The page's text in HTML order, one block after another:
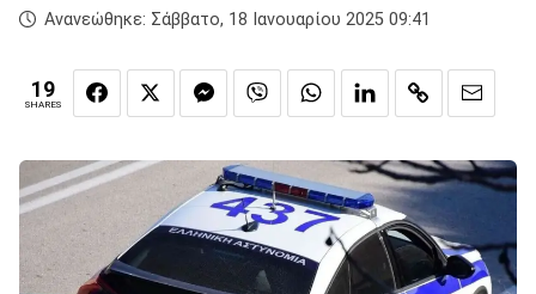
Ανανεώθηκε: Σάββατο, 18 Ιανουαρίου 2025 09:41
19
SHARES